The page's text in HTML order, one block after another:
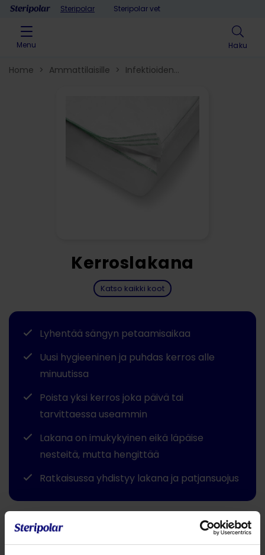
Skip to contentSteripolar Steripolar vet
Menu Haku
Home > Ammattilaisille > Infektioiden
Kertakäyttöiset vuodevaatteet
Kerroslakana
Katso kaikki koot
Lyhentää sängyn petaamisaikaa
Uusi hygieeninen ja puhdas kerros alle
minuutissa
Poista yksi kerros joka päivä tai
tarvittaessa useammin
Lakana on imukykyinen eikä läpäise
nesteitä, mutta hengittää
Ratkaisussa yhdistyy lakana ja patjansuojus
Jaa tämä